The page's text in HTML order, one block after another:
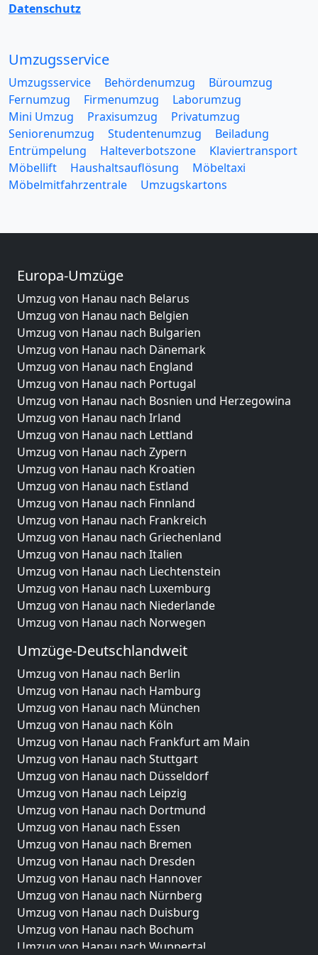
Datenschutz
Umzugsservice
Umzugsservice Behördenumzug
Büroumzug
Fernumzug
Firmenumzug
Laborumzug
Mini Umzug
Praxisumzug
Privatumzug
Seniorenumzug
Studentenumzug
Beiladung
Entrümpelung
Halteverbotszone
Klaviertransport
Möbellift
Haushaltsauflösung
Möbeltaxi
Möbelmitfahrzentrale
Umzugskartons
Europa-Umzüge
Umzug von Hanau nach Belarus
Umzug von Hanau nach Belgien
Umzug von Hanau nach Bulgarien
Umzug von Hanau nach Dänemark
Umzug von Hanau nach England
Umzug von Hanau nach Portugal
Umzug von Hanau nach Bosnien und Herzegowina
Umzug von Hanau nach Irland
Umzug von Hanau nach Lettland
Umzug von Hanau nach Zypern
Umzug von Hanau nach Kroatien
Umzug von Hanau nach Estland
Umzug von Hanau nach Finnland
Umzug von Hanau nach Frankreich
Umzug von Hanau nach Griechenland
Umzug von Hanau nach Italien
Umzug von Hanau nach Liechtenstein
Umzug von Hanau nach Luxemburg
Umzug von Hanau nach Niederlande
Umzug von Hanau nach Norwegen
Umzüge-Deutschlandweit
Umzug von Hanau nach Berlin
Umzug von Hanau nach Hamburg
Umzug von Hanau nach München
Umzug von Hanau nach Köln
Umzug von Hanau nach Frankfurt am Main
Umzug von Hanau nach Stuttgart
Umzug von Hanau nach Düsseldorf
Umzug von Hanau nach Leipzig
Umzug von Hanau nach Dortmund
Umzug von Hanau nach Essen
Umzug von Hanau nach Bremen
Umzug von Hanau nach Dresden
Umzug von Hanau nach Hannover
Umzug von Hanau nach Nürnberg
Umzug von Hanau nach Duisburg
Umzug von Hanau nach Bochum
Umzug von Hanau nach Wuppertal